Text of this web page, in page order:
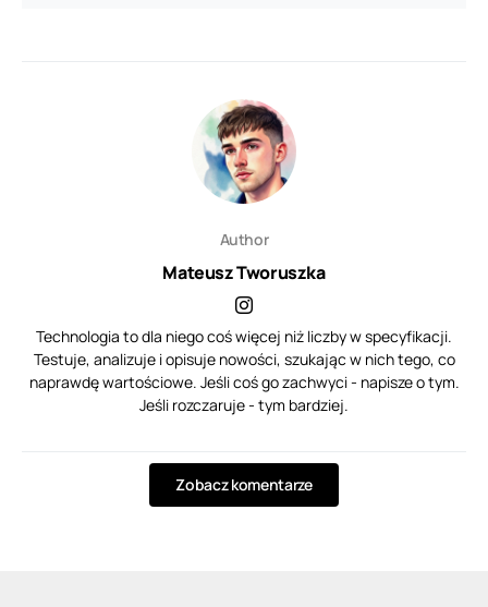
Author
Mateusz Tworuszka
Technologia to dla niego coś więcej niż liczby w specyfikacji.
Testuje, analizuje i opisuje nowości, szukając w nich tego, co
naprawdę wartościowe. Jeśli coś go zachwyci - napisze o tym.
Jeśli rozczaruje - tym bardziej.
Zobacz komentarze